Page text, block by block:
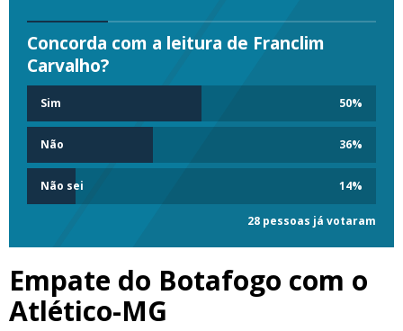
Concorda com a leitura de Franclim
Carvalho?
Sim 50%
Não 36%
Não sei 14%
28 pessoas já votaram
Empate do Botafogo com o
Atlético-MG